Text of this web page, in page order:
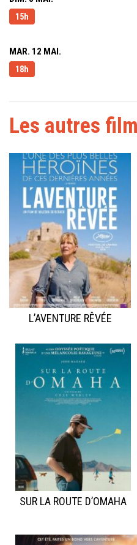
15h
MAR. 12 MAI.
18h
Les autres
L’AVENTURE RÊVÉE
SUR LA ROUTE D’OMAHA